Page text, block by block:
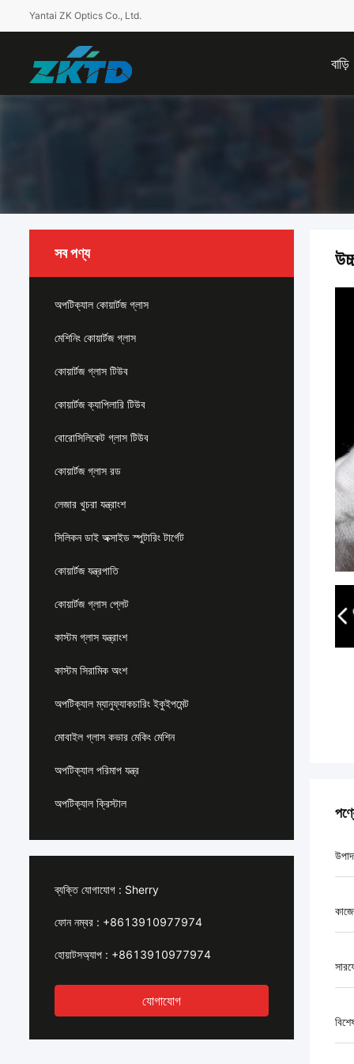
Yantai ZK Optics Co., Ltd.
বাড়ি
সব পণ্য
অপটিক্যাল কোয়ার্টজ গ্লাস
মেশিনিং কোয়ার্টজ গ্লাস
কোয়ার্টজ গ্লাস টিউব
কোয়ার্টজ ক্যাপিলারি টিউব
বোরোসিলিকেট গ্লাস টিউব
কোয়ার্টজ গ্লাস রড
লেজার খুচরা যন্ত্রাংশ
সিলিকন ডাই অক্সাইড স্পুটারিং টার্গেট
কোয়ার্টজ যন্ত্রপাতি
কোয়ার্টজ গ্লাস প্লেট
কাস্টম গ্লাস যন্ত্রাংশ
কাস্টম সিরামিক অংশ
অপটিক্যাল ম্যানুফ্যাকচারিং ইকুইপমেন্ট
মোবাইল গ্লাস কভার মেকিং মেশিন
অপটিক্যাল পরিমাপ যন্ত্র
অপটিক্যাল ক্রিস্টাল
ব্যক্তি যোগাযোগ : Sherry
ফোন নম্বর : +8613910977974
হোয়াটসঅ্যাপ : +8613910977974
যোগাযোগ